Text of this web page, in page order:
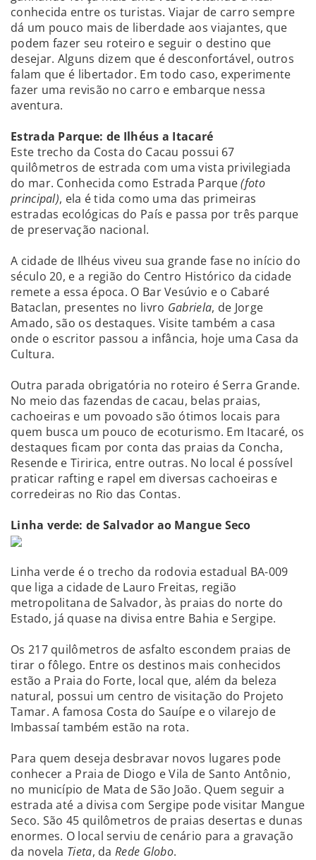
conhecida entre os turistas. Viajar de carro sempre
dá um pouco mais de liberdade aos viajantes, que
podem fazer seu roteiro e seguir o destino que
desejar. Alguns dizem que é desconfortável, outros
falam que é libertador. Em todo caso, experimente
fazer uma revisão no carro e embarque nessa
aventura.
Estrada Parque: de Ilhéus a Itacaré
Este trecho da Costa do Cacau possui 67
quilômetros de estrada com uma vista privilegiada
do mar. Conhecida como Estrada Parque(foto
principal), ela é tida como uma das primeiras
estradas ecológicas do País e passa por três parque
de preservação nacional.
A cidade de Ilhéus viveu sua grande fase no início do
século 20, e a região do Centro Histórico da cidade
remete a essa época. O Bar Vesúvio e o Cabaré
Bataclan, presentes no livro Gabriela, de Jorge
Amado, são os destaques. Visite também a casa
onde o escritor passou a infância, hoje uma Casa da
Cultura.
Outra parada obrigatória no roteiro é Serra Grande.
No meio das fazendas de cacau, belas praias,
cachoeiras e um povoado são ótimos locais para
quem busca um pouco de ecoturismo. Em Itacaré, os
destaques ficam por conta das praias da Concha,
Resende e Tiririca, entre outras. No local é possível
praticar rafting e rapel em diversas cachoeiras e
corredeiras no Rio das Contas.
Linha verde: de Salvador ao Mangue Seco
Linha verde é o trecho da rodovia estadual BA-009
que liga a cidade de Lauro Freitas, região
metropolitana de Salvador, às praias do norte do
Estado, já quase na divisa entre Bahia e Sergipe.
Os 217 quilômetros de asfalto escondem praias de
tirar o fôlego. Entre os destinos mais conhecidos
estão a Praia do Forte, local que, além da beleza
natural, possui um centro de visitação do Projeto
Tamar. A famosa Costa do Sauípe e o vilarejo de
Imbassaí também estão na rota.
Para quem deseja desbravar novos lugares pode
conhecer a Praia de Diogo e Vila de Santo Antônio,
no município de Mata de São João. Quem seguir a
estrada até a divisa com Sergipe pode visitar Mangue
Seco. São 45 quilômetros de praias desertas e dunas
enormes. O local serviu de cenário para a gravação
da novela Tieta, daRede Globo.